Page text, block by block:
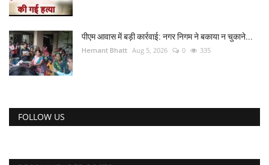
पीएम आवास में बड़ी कार्रवाई: नगर निगम ने बकाया न चुकाने...
Hemant Bhatt Aug 5, 2026 0 335
FOLLOW US